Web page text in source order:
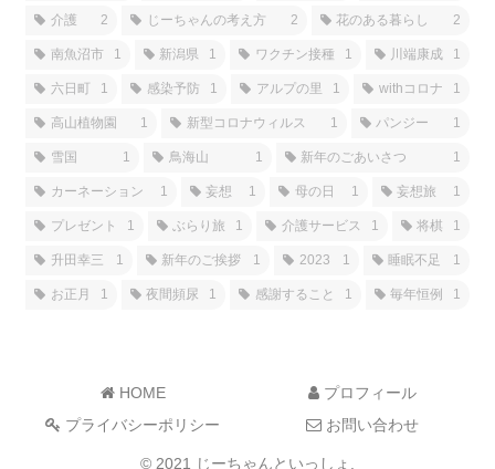
介護 2 じーちゃんの考え方 2 花のある暮らし 2
南魚沼市 1 新潟県 1 ワクチン接種 1 川端康成 1
六日町 1 感染予防 1 アルプの里 1 withコロナ 1
高山植物園 1 新型コロナウィルス 1 パンジー 1
雪国 1 鳥海山 1 新年のごあいさつ 1
カーネーション 1 妄想 1 母の日 1 妄想旅 1
プレゼント 1 ぶらり旅 1 介護サービス 1 将棋 1
升田幸三 1 新年のご挨拶 1 2023 1 睡眠不足 1
お正月 1 夜間頻尿 1 感謝すること 1 毎年恒例 1
HOME
プロフィール
プライバシーポリシー
お問い合わせ
© 2021 じーちゃんといっしょ.